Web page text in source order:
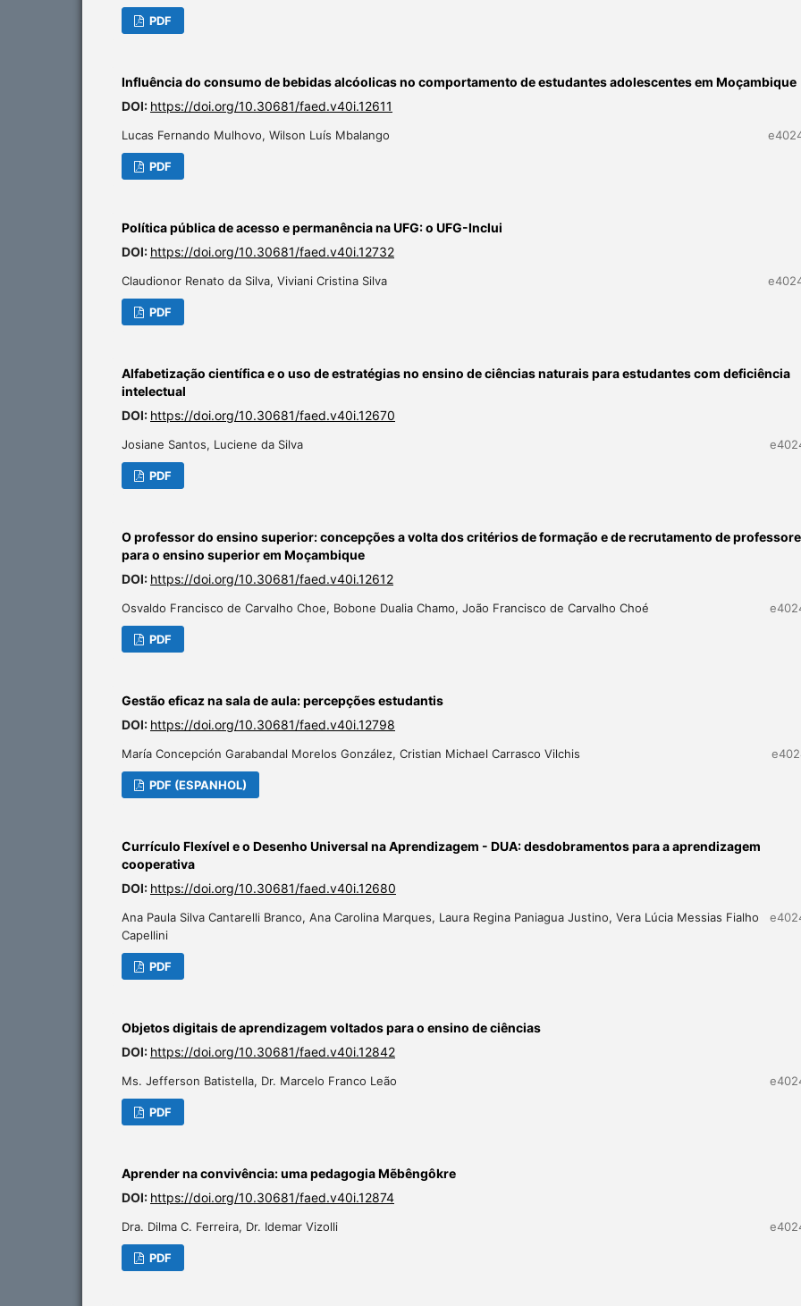
PDF
Influência do consumo de bebidas alcóolicas no comportamento de estudantes adolescentes em Moçambique
DOI: https://doi.org/10.30681/faed.v40i.12611
Lucas Fernando Mulhovo, Wilson Luís Mbalango
PDF
Política pública de acesso e permanência na UFG: o UFG-Inclui
DOI: https://doi.org/10.30681/faed.v40i.12732
Claudionor Renato da Silva, Viviani Cristina Silva
PDF
Alfabetização científica e o uso de estratégias no ensino de ciências naturais para estudantes com deficiência
intelectual
DOI: https://doi.org/10.30681/faed.v40i.12670
Josiane Santos, Luciene da Silva
PDF
O professor do ensino superior: concepções a volta dos critérios de formação e de recrutamento de
para o ensino superior em Moçambique
DOI: https://doi.org/10.30681/faed.v40i.12612
Osvaldo Francisco de Carvalho Choe, Bobone Dualia Chamo, João Francisco de Carvalho Choé
PDF
Gestão eficaz na sala de aula: percepções estudantis
DOI: https://doi.org/10.30681/faed.v40i.12798
María Concepción Garabandal Morelos González, Cristian Michael Carrasco Vilchis
PDF (ESPANHOL)
Currículo Flexível e o Desenho Universal na Aprendizagem - DUA: desdobramentos para a aprendizagem
cooperativa
DOI: https://doi.org/10.30681/faed.v40i.12680
Ana Paula Silva Cantarelli Branco, Ana Carolina Marques, Laura Regina Paniagua Justino, Vera Lúcia Messias Fialho
Capellini
PDF
Objetos digitais de aprendizagem voltados para o ensino de ciências
DOI: https://doi.org/10.30681/faed.v40i.12842
Ms. Jefferson Batistella, Dr. Marcelo Franco Leão
PDF
Aprender na convivência: uma pedagogia Mẽbêngôkre
DOI: https://doi.org/10.30681/faed.v40i.12874
Dra. Dilma C. Ferreira, Dr. Idemar Vizolli
PDF